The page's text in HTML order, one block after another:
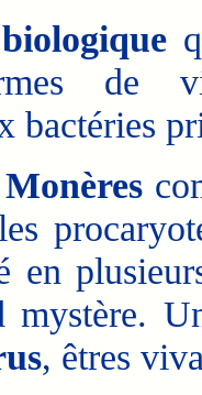
de
bactéries
Monères
en
, êtres